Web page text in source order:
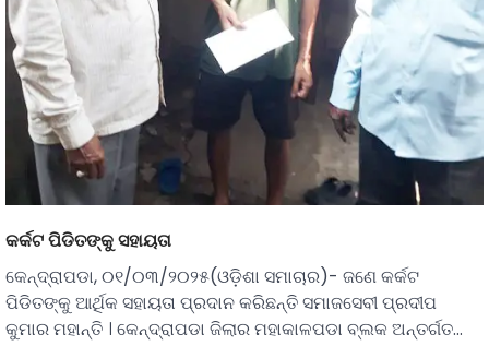
କର୍କଟ ପିଡିତଙ୍କୁ ସହାୟତା
କେନ୍ଦ୍ରାପଡା, ୦୧/୦୩/୨୦୨୫(ଓଡ଼ିଶା ସମାଚାର)- ଜଣେ କର୍କଟ
ପିଡିତଙ୍କୁ ଆର୍ଥିକ ସହାୟତା ପ୍ରଦାନ କରିଛନ୍ତି ସମାଜସେବୀ ପ୍ରଦୀପ
କୁମାର ମହାନ୍ତି । କେନ୍ଦ୍ରାପଡା ଜିଲାର ମହାକାଳପଡା ବ୍ଲକ ଅନ୍ତର୍ଗତ…